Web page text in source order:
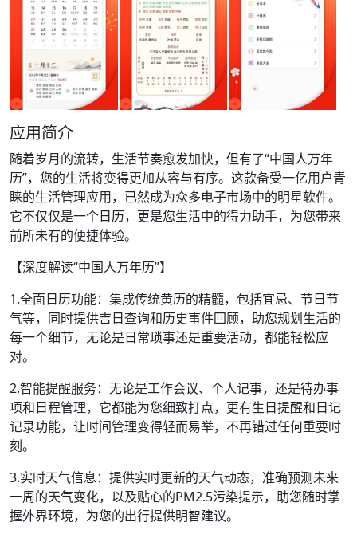
应用简介
随着岁月的流转，生活节奏愈发加快，但有了“中国人万年
历”，您的生活将变得更加从容与有序。这款备受一亿用户青
睐的生活管理应用，已然成为众多电子市场中的明星软件。
它不仅仅是一个日历，更是您生活中的得力助手，为您带来
前所未有的便捷体验。
【深度解读“中国人万年历”】
1.全面日历功能：集成传统黄历的精髓，包括宜忌、节日节
气等，同时提供吉日查询和历史事件回顾，助您规划生活的
每一个细节，无论是日常琐事还是重要活动，都能轻松应
对。
2.智能提醒服务：无论是工作会议、个人记事，还是待办事
项和日程管理，它都能为您细致打点，更有生日提醒和日记
记录功能，让时间管理变得轻而易举，不再错过任何重要时
刻。
3.实时天气信息：提供实时更新的天气动态，准确预测未来
一周的天气变化，以及贴心的PM2.5污染提示，助您随时掌
握外界环境，为您的出行提供明智建议。